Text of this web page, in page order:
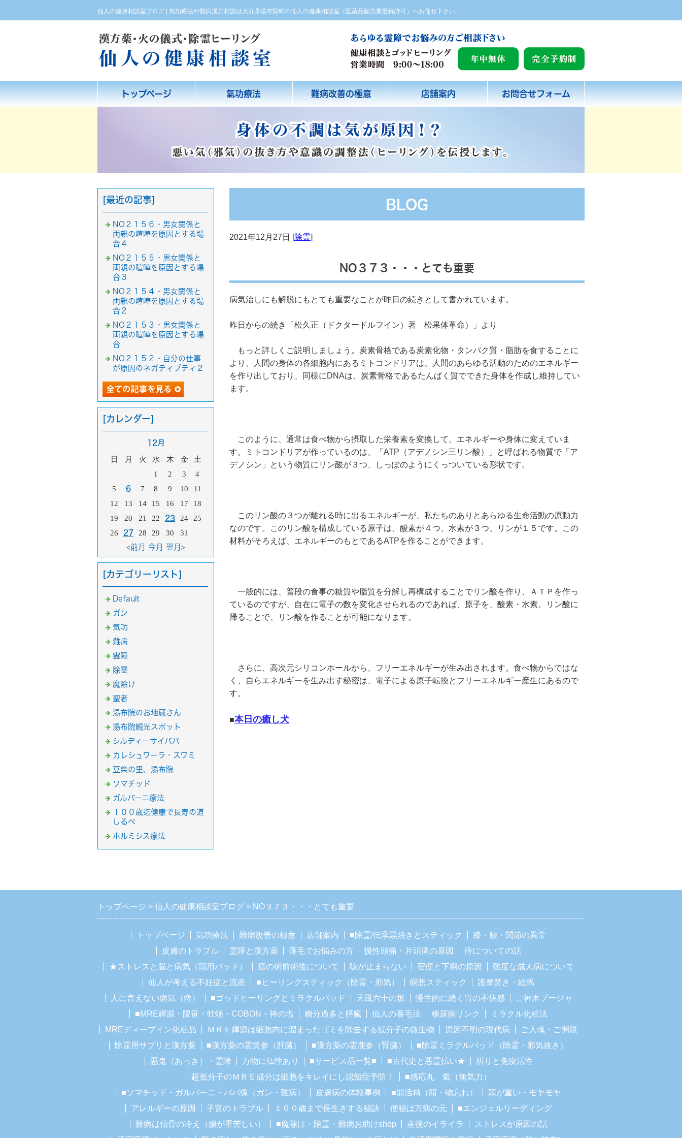
仙人の健康相談室ブログ | 気功療法や難病漢方相談は大分県湯布院町の仙人の健康相談室（医薬品販売業登録許可）へお任せ下さい。
トップページ 氣功療法 難病改善の極意 店舗案内 お問合せフォーム
BLOG
2021年12月27日 [除霊]
NO３７３・・・とても重要
病気治しにも解脱にもとても重要なことが昨日の続きとして書かれています。
昨日からの続き「松久正（ドクタードルフイン）著 松果体革命）」より
もっと詳しくご説明しましょう。炭素骨格である炭素化物・タンパク質・脂肪を食することに
より、人間の身体の各細胞内にあるミトコンドリアは、人間のあらゆる活動のためのエネルギー
を作り出しており、同様にDNAは、炭素骨格であるたんぱく質でできた身体を作成し維持してい
ます。
このように、通常は食べ物から摂取した栄養素を変換して、エネルギーや身体に変えていま
す。ミトコンドリアが作っているのは、「ATP（アデノシン三リン酸）」と呼ばれる物質で「ア
デノシン」という物質にリン酸が３つ、しっぽのようにくっついている形状です。
このリン酸の３つが離れる時に出るエネルギーが、私たちのありとあらゆる生命活動の原動力
なのです。このリン酸を構成している原子は、酸素が４つ、水素が３つ、リンが１５です。この
材料がそろえば、エネルギーのもとであるATPを作ることができます。
一般的には、普段の食事の糖質や脂質を分解し再構成することでリン酸を作り、ＡＴＰを作っ
ているのですが、自在に電子の数を変化させられるのであれば、原子を、酸素・水素。リン酸に
帰ることで、リン酸を作ることが可能になります。
さらに、高次元シリコンホールから、フリーエネルギーが生み出されます。食べ物からではな
く、自らエネルギーを生み出す秘密は、電子による原子転換とフリーエネルギー産生にあるので
す。
■本日の癒し犬
[最近の記事]
NO２１５６・男女関係と
両親の喧嘩を原因とする場
合４
NO２１５５・男女関係と
両親の喧嘩を原因とする場
合３
NO２１５４・男女関係と
両親の喧嘩を原因とする場
合２
NO２１５３・男女関係と
両親の喧嘩を原因とする場
合
NO２１５２・自分の仕事
が原因のネガティブティ２
[カレンダー]
12月
日 月 火 水 木 金
土
1
2 3
4
5
6 7 8 9 10
11
12
13 14 15 16 17
18
19
20 21 22 23 24
25
26
27 28 29 30 31
<前月 今月 翌月>
[カテゴリーリスト]
Default
ガン
気功
難病
霊障
除霊
魔除け
聖者
湯布院のお地蔵さん
湯布院観光スポット
シルディーサイババ
カレシュワーラ・スワミ
豆柴の里、湯布院
ソマチッド
ガルバーニ療法
１００歳迄健康で長寿の道
しるべ
ホルミシス療法
トップページ 仙人の健康相談室ブログ NO３７３・・・とても重要
トップページ 気功療法 難病改善の極意 店舗案内 ■除霊/伝承黒焼きとスティック
膝・腰・関節の異常
皮膚のトラブル
霊障と漢方薬 薄毛でお悩みの方 慢性頭痛・片頭痛の原因
痔についての話
★ストレスと脳と病気（頭用パッド）
癌の術前術後について 咳が止まらない 宿便と下痢の原因
難度な成人病について
仙人が考える不妊症と流産
■ヒーリングスティック（除霊・邪気） 瞑想スティック
護摩焚き・絵馬
人に言えない病気（痔）
■ゴッドヒーリングとミラクルパッド 天風六十の坂 慢性的に続く胃の不快感
ご神木プージャ
■MRE輝源・隈笹・牡蛎・COBON・神の塩
糖分過多と膵臓 仙人の養毛法 糖尿病リンク
ミラクル化粧法
MREディープイン化粧品
ＭＲＥ輝源は細胞内に溜まったゴミを除去する低分子の微生物 原因不明の現代病
ご入魂・ご開眼
除霊用サプリと漢方薬
■漢方薬の霊黄参（肝臓） ■漢方薬の霊鹿参（腎臓）
■除霊ミラクルパッド（除霊・邪気抜き）
悪鬼（あっき）・霊障
万物に仏性あり ■サービス品一覧■ ■古代史と悪霊払い★
祈りと免疫活性
超低分子のＭＲＥ成分は細胞をキレイにし認知症予防！
■感応丸 氣（無気力）
■ソマチッド・ガルバーニ・ババ像（ガン・難病）
皮膚病の体験事例 ■能活精（頭・物忘れ）
頭が重い・モヤモヤ
アレルギーの原因
子宮のトラブル １００歳まで長生きする秘訣 便秘は万病の元
■エンジェルリーディング
難病は仙骨の冷え（腸が重苦しい）
■魔除け・除霊・難病お助けshop 産後のイライラ
ストレスが原因の話